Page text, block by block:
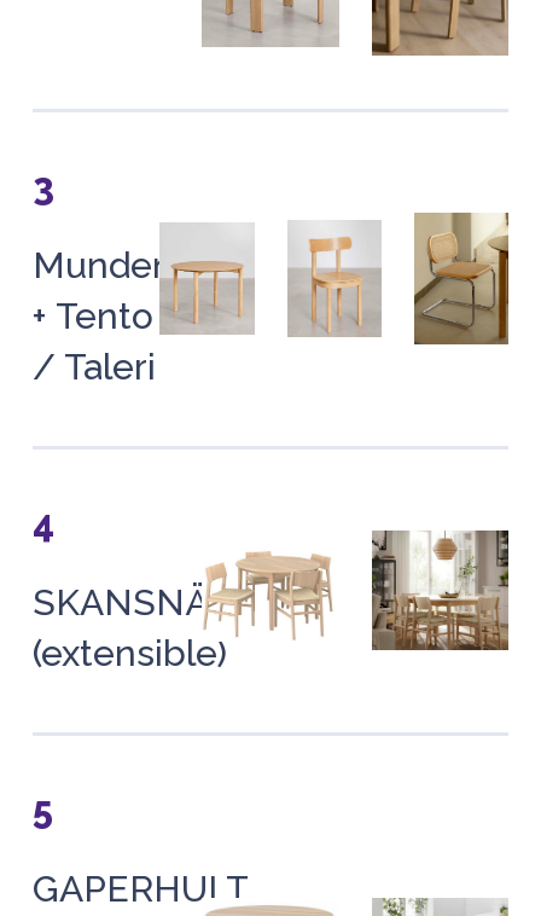
3
Munden
+ Tento
/ Taleri
4
SKANSNÄS
(extensible)
5
GAPERHULT